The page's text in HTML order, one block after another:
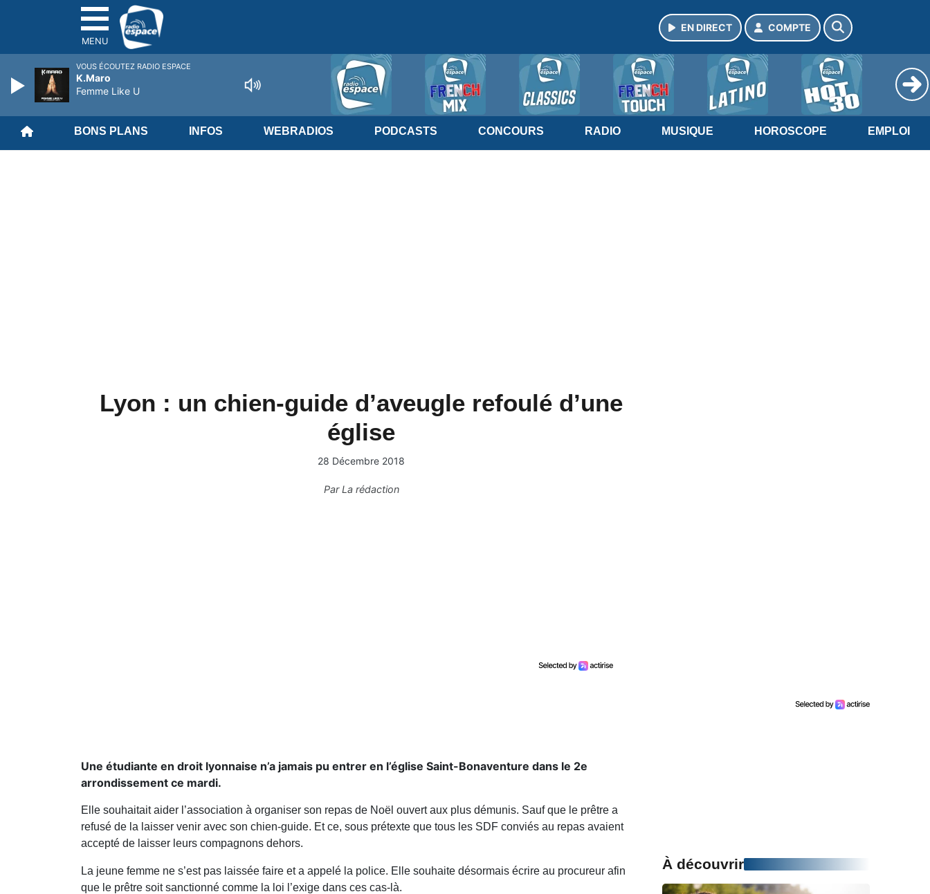
MENU
EN DIRECT COMPTE
BONS PLANS INFOS WEBRADIOS PODCASTS CONCOURS RADIO MUSIQUE HOROSCOPE EMPLOI
Lyon : un chien-guide d’aveugle refoulé d’une
église
28 Décembre 2018
ParLa rédaction
Une étudiante en droit lyonnaise n’a jamais pu entrer en l’église Saint-Bonaventure dans le 2e
arrondissement ce mardi.
Elle souhaitait aider l’association à organiser son repas de Noël ouvert aux plus démunis. Sauf que le prêtre a
refusé de la laisser venir avec son chien-guide. Et ce, sous prétexte que tous les SDF conviés au repas avaient
accepté de laisser leurs compagnons dehors.
La jeune femme ne s’est pas laissée faire et a appelé la police. Elle souhaite désormais écrire au procureur afin
que le prêtre soit sanctionné comme la loi l’exige dans ces cas-là.
À découvrir
VOUS ÉCOUTEZ RADIO ESPACE
K.Maro
Femme Like U